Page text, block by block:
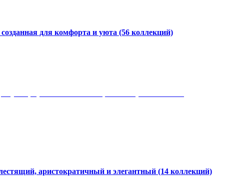
для комфорта и уюта (56 коллекций)
аристократичный и элегантный (14 коллекций)